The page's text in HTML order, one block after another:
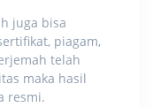
juga bisa
piagam,
telah
maka hasil
resmi.